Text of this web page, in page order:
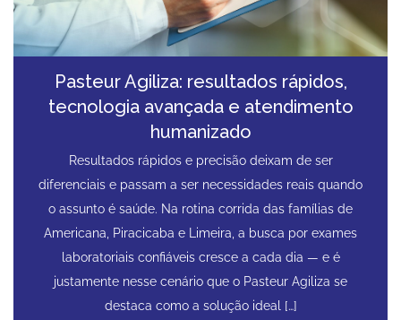
Pasteur Agiliza: resultados rápidos,
tecnologia avançada e atendimento
humanizado
Resultados rápidos e precisão deixam de ser
diferenciais e passam a ser necessidades reais quando
o assunto é saúde. Na rotina corrida das famílias de
Americana, Piracicaba e Limeira, a busca por exames
laboratoriais confiáveis cresce a cada dia — e é
justamente nesse cenário que o Pasteur Agiliza se
destaca como a solução ideal […]